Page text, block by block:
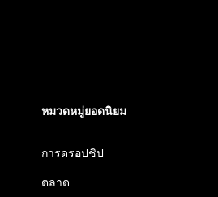
หมวดหมู่ยอดนิยม
การดรอปชิป
ตลาด